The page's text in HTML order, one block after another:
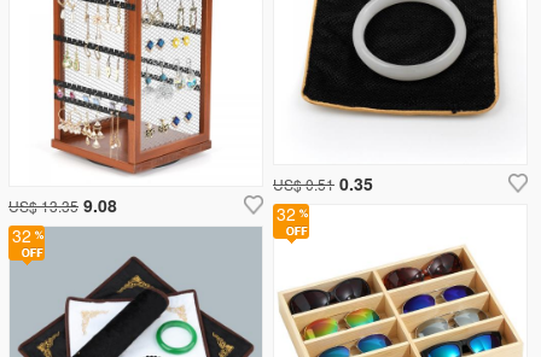
32
US$ 13.35 9.08
US$ 0.51 0.35
32